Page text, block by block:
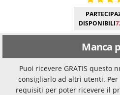
DISPONIBILI
Manca
Puoi ricevere GRATIS questo
consigliarlo ad altri utenti.
requisiti per poter ricevere il